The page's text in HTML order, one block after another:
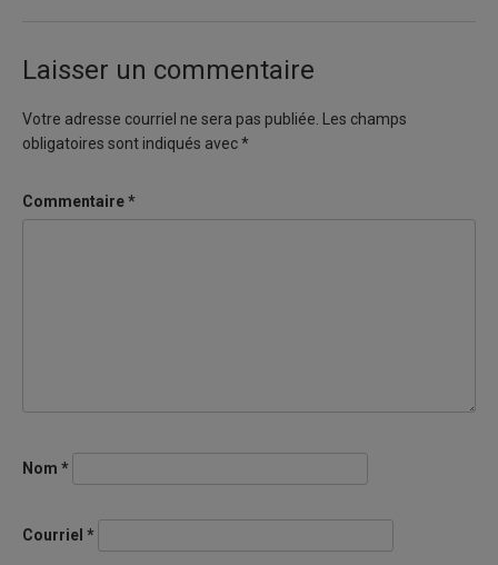
Laisser un commentaire
Votre adresse courriel ne sera pas publiée.
Les champs
obligatoires sont indiqués avec*
Commentaire*
Nom *
Courriel *